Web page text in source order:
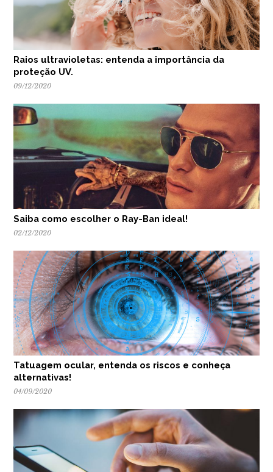
Raios ultravioletas: entenda a importância da
proteção UV.
09/12/2020
Saiba como escolher o Ray-Ban ideal!
02/12/2020
Tatuagem ocular, entenda os riscos e conheça
alternativas!
04/09/2020